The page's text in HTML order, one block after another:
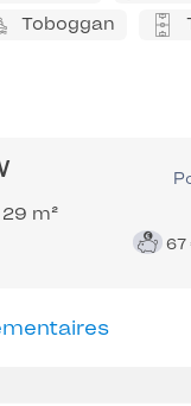
Toboggan
29 m²
67